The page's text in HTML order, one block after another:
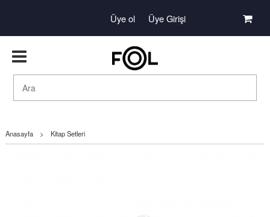
Üye ol Üye Girişi
Anasayfa > Kitap Setleri